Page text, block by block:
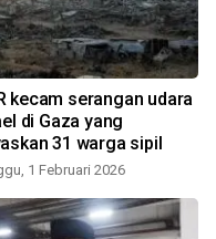
kecam serangan udara
di Gaza yang
31 warga sipil
1 Februari 2026